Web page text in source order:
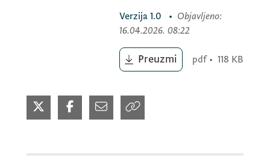
Verzija 1.0 • Objavljeno:
16.04.2026. 08:22
Preuzmi pdf • 118 KB